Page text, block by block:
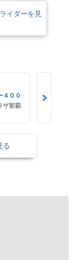
イダーを見
４００
ザ那覇
る